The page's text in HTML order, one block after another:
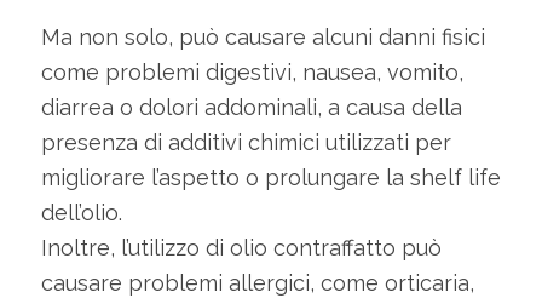
Ma non solo, può causare alcuni danni fisici
come problemi digestivi, nausea, vomito,
diarrea o dolori addominali, a causa della
presenza di additivi chimici utilizzati per
migliorare l’aspetto o prolungare la shelf life
dell’olio.
Inoltre, l’utilizzo di olio contraffatto può
causare problemi allergici, come orticaria,